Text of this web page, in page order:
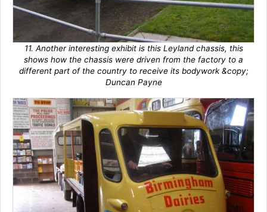
11. Another interesting exhibit is this Leyland chassis, this
shows how the chassis were driven from the factory to a
different part of the country to receive its bodywork &copy;
Duncan Payne